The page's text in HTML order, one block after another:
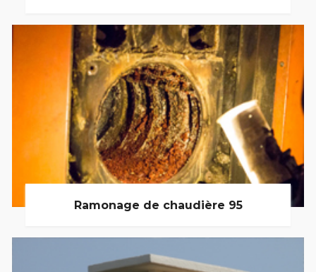
Ramonage de chaudière 95